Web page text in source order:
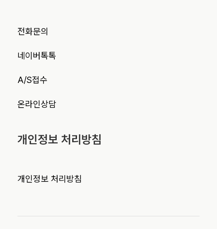
전화문의
네이버톡톡
A/S접수
온라인상담
개인정보 처리방침
개인정보 처리방침